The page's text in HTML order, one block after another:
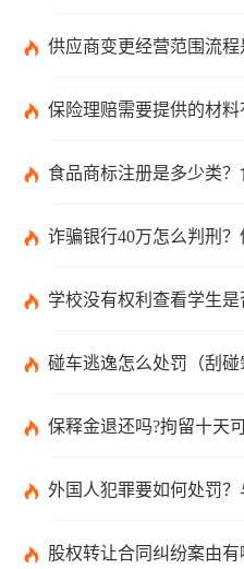
供应商变更经营范围流程是什么？供应
保险理赔需要提供的材料有哪些？保险理赔
食品商标注册是多少类？食品商
诈骗银行40万怎么判刑？信用卡逾期
学校没有权利查看学生是否有案底吗？有案
碰车逃逸怎么处罚（刮碰肇事逃
保释金退还吗?拘留十天
外国人犯罪要如何处罚？与外国人拘留审查期
股权转让合同纠纷案由有哪些？公司